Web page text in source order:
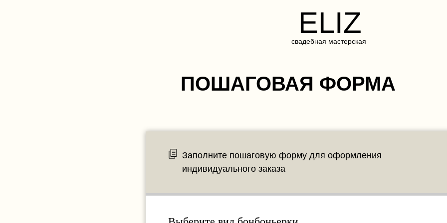
ELIZ
свадебная мастерская
ПОШАГОВАЯ ФОРМА
Заполните пошаговую форму для оформления
индивидуального заказа